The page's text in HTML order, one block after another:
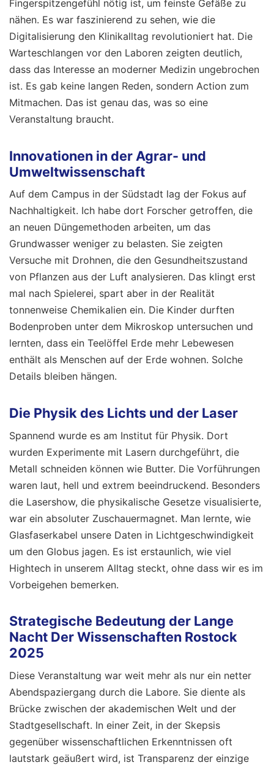
Fingerspitzengefühl nötig ist, um feinste Gefäße zu
nähen. Es war faszinierend zu sehen, wie die
Digitalisierung den Klinikalltag revolutioniert hat. Die
Warteschlangen vor den Laboren zeigten deutlich,
dass das Interesse an moderner Medizin ungebrochen
ist. Es gab keine langen Reden, sondern Action zum
Mitmachen. Das ist genau das, was so eine
Veranstaltung braucht.
Innovationen in der Agrar- und
Umweltwissenschaft
Auf dem Campus in der Südstadt lag der Fokus auf
Nachhaltigkeit. Ich habe dort Forscher getroffen, die
an neuen Düngemethoden arbeiten, um das
Grundwasser weniger zu belasten. Sie zeigten
Versuche mit Drohnen, die den Gesundheitszustand
von Pflanzen aus der Luft analysieren. Das klingt erst
mal nach Spielerei, spart aber in der Realität
tonnenweise Chemikalien ein. Die Kinder durften
Bodenproben unter dem Mikroskop untersuchen und
lernten, dass ein Teelöffel Erde mehr Lebewesen
enthält als Menschen auf der Erde wohnen. Solche
Details bleiben hängen.
Die Physik des Lichts und der Laser
Spannend wurde es am Institut für Physik. Dort
wurden Experimente mit Lasern durchgeführt, die
Metall schneiden können wie Butter. Die Vorführungen
waren laut, hell und extrem beeindruckend. Besonders
die Lasershow, die physikalische Gesetze visualisierte,
war ein absoluter Zuschauermagnet. Man lernte, wie
Glasfaserkabel unsere Daten in Lichtgeschwindigkeit
um den Globus jagen. Es ist erstaunlich, wie viel
Hightech in unserem Alltag steckt, ohne dass wir es im
Vorbeigehen bemerken.
Strategische Bedeutung der Lange
Nacht Der Wissenschaften Rostock
2025
Diese Veranstaltung war weit mehr als nur ein netter
Abendspaziergang durch die Labore. Sie diente als
Brücke zwischen der akademischen Welt und der
Stadtgesellschaft. In einer Zeit, in der Skepsis
gegenüber wissenschaftlichen Erkenntnissen oft
lautstark geäußert wird, ist Transparenz der einzige